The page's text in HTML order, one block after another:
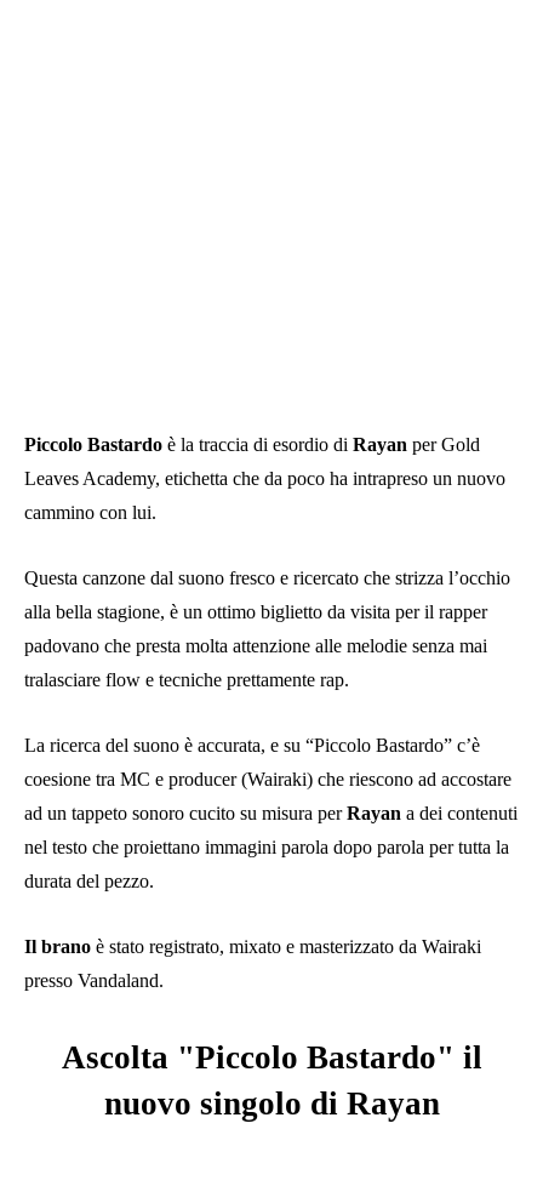
Piccolo Bastardo è la traccia di esordio di Rayan per Gold
Leaves Academy, etichetta che da poco ha intrapreso un nuovo
cammino con lui.
Questa canzone dal suono fresco e ricercato che strizza l’occhio
alla bella stagione, è un ottimo biglietto da visita per il rapper
padovano che presta molta attenzione alle melodie senza mai
tralasciare flow e tecniche prettamente rap.
La ricerca del suono è accurata, e su “Piccolo Bastardo” c’è
coesione tra MC e producer (Wairaki) che riescono ad accostare
ad un tappeto sonoro cucito su misura perRayan a dei contenuti
nel testo che proiettano immagini parola dopo parola per tutta la
durata del pezzo.
Il brano è stato registrato, mixato e masterizzato da Wairaki
presso Vandaland.
Ascolta "Piccolo Bastardo" il
nuovo singolo di Rayan